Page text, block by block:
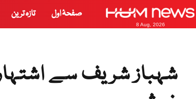
8 Aug, 2026
صفحۂ اول تازہ ترین
شہباز شریف سے